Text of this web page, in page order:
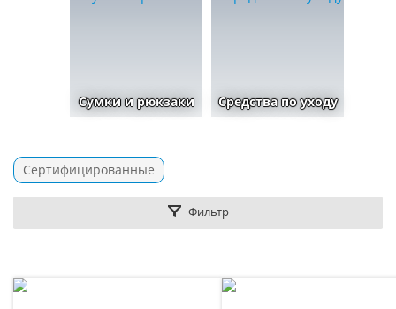
Сумки и рюкзаки Средства по уходу
Сертифицированные
Фильтр